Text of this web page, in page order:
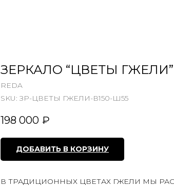
ЗЕРКАЛО “ЦВЕТЫ ГЖЕЛИ”
REDA
SKU: ЗР-ЦВЕТЫ ГЖЕЛИ-В150-Ш55
198 000 ₽
ДОБАВИТЬ В КОРЗИНУ
В ТРАДИЦИОННЫХ ЦВЕТАХ ГЖЕЛИ МЫ